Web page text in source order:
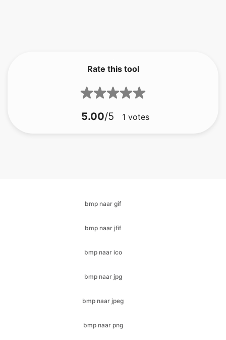
5.00/5 1votes
bmp naar ico
bmp naar jpg
bmp naar jpeg
bmp naar png
bmp naar pdf
bmp naar svg